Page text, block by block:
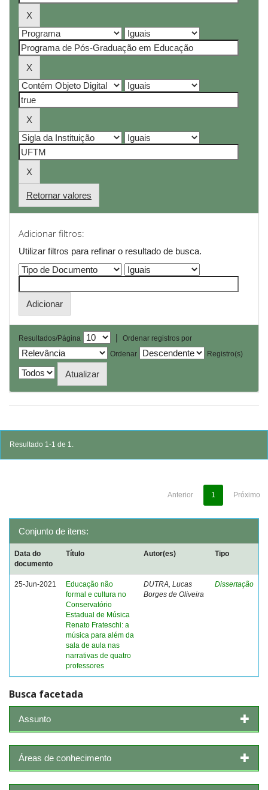
Retornar valores
Adicionar filtros:
Utilizar filtros para refinar o resultado de busca.
Resultados/Página |
Ordenar registros por
Ordenar
Registro(s)
Resultado 1-1 de 1.
Anterior 1 Próximo
Conjunto de itens:
Data do
documento
Título Autor(es) Tipo
25-Jun-2021
Educação não
formal e cultura no
Conservatório
Estadual de Música
Renato Frateschi: a
música para além da
sala de aula nas
narrativas de quatro
professores
DUTRA, Lucas
Borges de Oliveira
Dissertação
Busca facetada
Assunto
Áreas de conhecimento